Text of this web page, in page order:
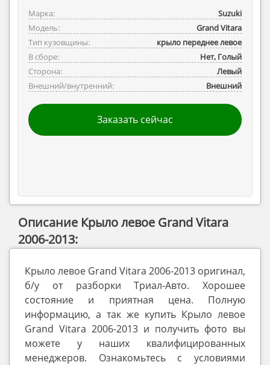
Марка:
Suzuki
Модель:
Grand Vitara
Тип кузовщины:
крыло переднее левое
В сборе:
Нет, Голый
Сторона:
Левый
Внешний/внутренний:
Внешний
Заказать сейчас
Описание Крыло левое Grand Vitara
2006-2013:
Крыло левое Grand Vitara 2006-2013 оригинал,
б/у от разборки Триал-Авто. Хорошее
состояние и приятная цена. Полную
информацию, а так же купить Крыло левое
Grand Vitara 2006-2013 и получить фото вы
можете у наших квалифицированных
менеджеров. Ознакомьтесь с условиями